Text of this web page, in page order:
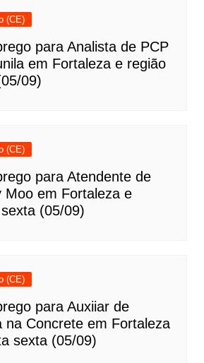
(CE)
para Analista de PCP
em Fortaleza e região
09)
(CE)
para Atendente de
Moo em Fortaleza e
(05/09)
(CE)
para Auxiiar de
na Concrete em Fortaleza
sexta (05/09)